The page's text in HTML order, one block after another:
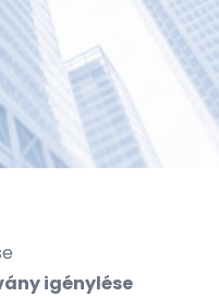
igénylése